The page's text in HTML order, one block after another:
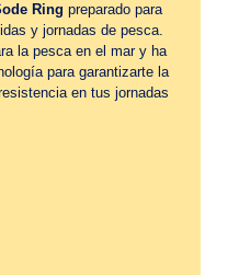
Ring preparado para
y jornadas de pesca.
la pesca en el mar y ha
para garantizarte la
en tus jornadas